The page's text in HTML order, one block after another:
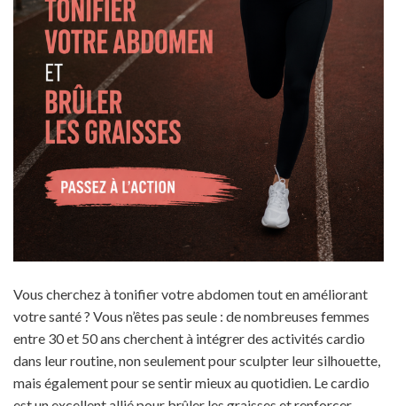
Vous cherchez à tonifier votre abdomen tout en améliorant
votre santé ? Vous n’êtes pas seule : de nombreuses femmes
entre 30 et 50 ans cherchent à intégrer des activités cardio
dans leur routine, non seulement pour sculpter leur silhouette,
mais également pour se sentir mieux au quotidien. Le cardio